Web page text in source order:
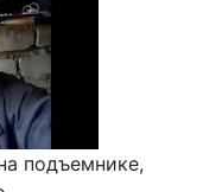
подъемнике,